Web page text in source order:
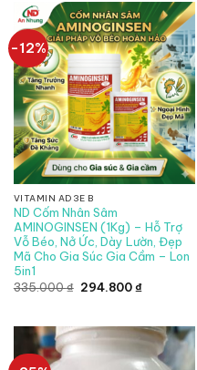
-12%
VITAMIN AD3E B
ND Cốm Nhân Sâm
AMINOGINSEN (1Kg) – Hỗ Trợ
Vỗ Béo, Nở Ức, Dày Lườn, Đẹp
Mã Cho Gia Súc Gia Cầm – Lon
5in1
335.000₫ Giá
294.800₫Giá
294.800 ₫.